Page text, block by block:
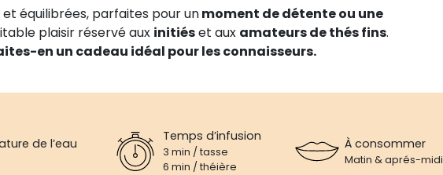
équilibrées, parfaites pour unmoment de détente ou une
plaisir réservé aux initiéset aux amateurs de thés fins.
en un cadeau idéal pour les connaisseurs.
de l’eau Temps d’infusion
3 min / tasse
6 min / théière
À consommer
Matin & aprés-midi